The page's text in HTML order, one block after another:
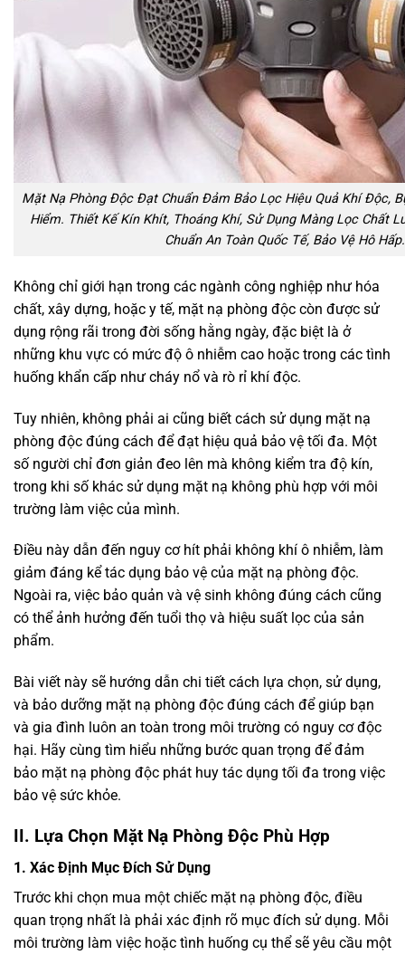
Mặt Nạ Phòng Độc Đạt Chuẩn Đảm Bảo Lọc Hiệu Quả Khí Độc,
Hiểm. Thiết Kế Kín Khít, Thoáng Khí, Sử Dụng Màng Lọc Chất
Chuẩn An Toàn Quốc Tế, Bảo Vệ Hô Hấp.
Không chỉ giới hạn trong các ngành công nghiệp như hóa
chất, xây dựng, hoặc y tế, mặt nạ phòng độc còn được sử
dụng rộng rãi trong đời sống hằng ngày, đặc biệt là ở
những khu vực có mức độ ô nhiễm cao hoặc trong các tình
huống khẩn cấp như cháy nổ và rò rỉ khí độc.
Tuy nhiên, không phải ai cũng biết cách sử dụng mặt nạ
phòng độc đúng cách để đạt hiệu quả bảo vệ tối đa. Một
số người chỉ đơn giản đeo lên mà không kiểm tra độ kín,
trong khi số khác sử dụng mặt nạ không phù hợp với môi
trường làm việc của mình.
Điều này dẫn đến nguy cơ hít phải không khí ô nhiễm, làm
giảm đáng kể tác dụng bảo vệ của mặt nạ phòng độc.
Ngoài ra, việc bảo quản và vệ sinh không đúng cách cũng
có thể ảnh hưởng đến tuổi thọ và hiệu suất lọc của sản
phẩm.
Bài viết này sẽ hướng dẫn chi tiết cách lựa chọn, sử dụng,
và bảo dưỡng mặt nạ phòng độc đúng cách để giúp bạn
và gia đình luôn an toàn trong môi trường có nguy cơ độc
hại. Hãy cùng tìm hiểu những bước quan trọng để đảm
bảo mặt nạ phòng độc phát huy tác dụng tối đa trong việc
bảo vệ sức khỏe.
II. Lựa Chọn Mặt Nạ Phòng Độc Phù Hợp
1. Xác Định Mục Đích Sử Dụng
Trước khi chọn mua một chiếc mặt nạ phòng độc, điều
quan trọng nhất là phải xác định rõ mục đích sử dụng. Mỗi
môi trường làm việc hoặc tình huống cụ thể sẽ yêu cầu một